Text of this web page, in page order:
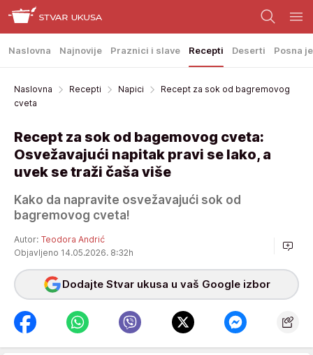
Naslovna Najnovije Praznici i slave Recepti Deserti Posna
Naslovna Recepti Napici
Recept za sok od bagremovog
cveta
Recept za sok od bagemovog cveta:
Osvežavajući napitak pravi se lako, a
uvek se traži čaša više
Kako da napravite osvežavajući sok od
bagremovog cveta!
Autor: Teodora Andrić
Objavljeno 14.05.2026. 8:32h
Dodajte Stvar ukusa u vaš Google izbor